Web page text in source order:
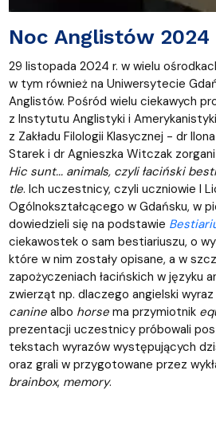
Noc Anglistów 2024
29 listopada 2024 r. w wielu
w tym również na Uniwersytecie
Anglistów. Pośród wielu ciekawych
z Instytutu Anglistyki i
z Zakładu Filologii Klasycznej - dr
Starek i dr Agnieszka Witczak
Hic sunt... animals, czyli łaciński
tle. Ich uczestnicy, czyli uczniowie I
Ogólnokształcącego w Gdańsku, w
dowiedzieli się na podstawie
ciekawostek o sam bestiariuszu, o
które w nim zostały opisane, a w
zapożyczeniach łacińskich w języku
zwierząt np. dlaczego angielski wyraz
caninealbo horsema przymiotnik
prezentacji uczestnicy próbowali
tekstach wyrazów występujących
oraz grali w przygotowane przez
brainbox, memory.